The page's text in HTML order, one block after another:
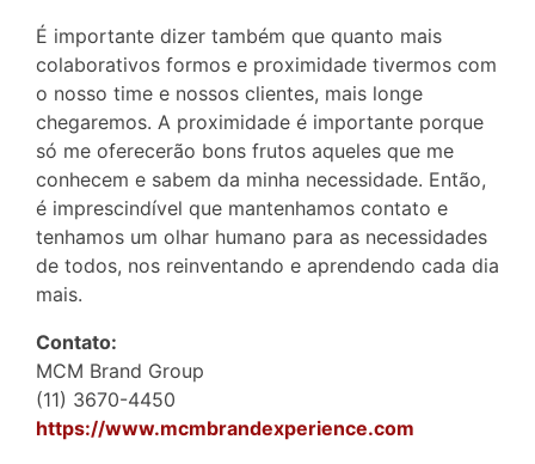
É importante dizer também que quanto mais
colaborativos formos e proximidade tivermos com
o nosso time e nossos clientes, mais longe
chegaremos. A proximidade é importante porque
só me oferecerão bons frutos aqueles que me
conhecem e sabem da minha necessidade. Então,
é imprescindível que mantenhamos contato e
tenhamos um olhar humano para as necessidades
de todos, nos reinventando e aprendendo cada dia
mais.
Contato:
MCM Brand Group
(11) 3670-4450
https://www.mcmbrandexperience.com